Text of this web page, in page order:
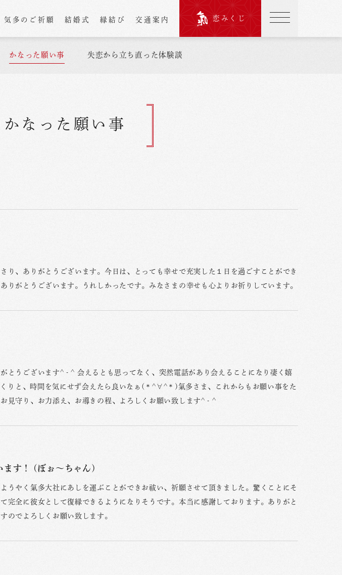
気多のご祈願 結婚式 縁結び 交通案内 恋みくじ
かなった願い事 失恋から立ち直った体験談
かなった願い事
り、ありがとうございます。今日は、とっても幸せで充実した１日を過ごすことができ
りがとうございます。うれしかったです。みなさまの幸せも心よりお祈りしています。
とうございます^ - ^ 会えるとも思ってなく、突然電話があり会えることになり凄く嬉
りと、時間を気にせず会えたら良いなぁ(＊^∀^＊)氣多さま、これからもお願い事をた
見守り、お力添え、お導きの程、よろしくお願い致します^ - ^
ます！ (ぼぉ〜ちゃん)
うやく氣多大社にあしを運ぶことができお祓い、祈願させて頂きました。驚くことにそ
完全に彼女として復縁できるようになりそうです。本当に感謝しております。ありがと
のでよろしくお願い致します。